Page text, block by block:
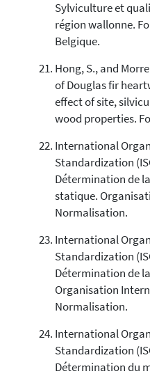
Sylviculture et
région wallonne.
Belgique.
Hong, S., and
of Douglas fir
effect of site,
wood properties.
International
Standardization
Détermination de
statique.
Normalisation.
International
Standardization
Détermination de
Organisation
Normalisation.
International
Standardization
Détermination du